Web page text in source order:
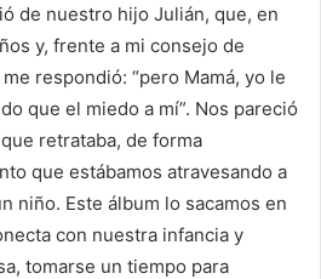
de nuestro hijo Julián, que, en
y, frente a mi consejo de
respondió: “pero Mamá, yo le
que el miedo a mí”. Nos pareció
retrataba, de forma
que estábamos atravesando a
niño. Este álbum lo sacamos en
con nuestra infancia y
tomarse un tiempo para